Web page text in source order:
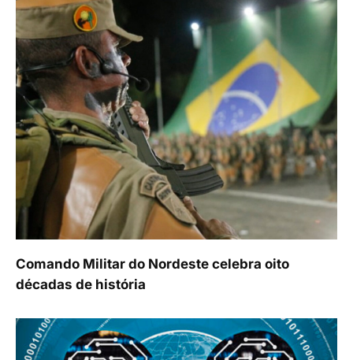
Comando Militar do Nordeste celebra oito
décadas de história